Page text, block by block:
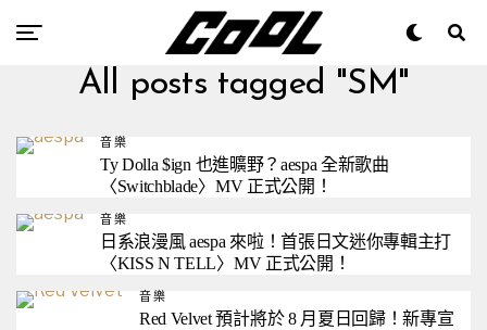
All posts tagged "SM"
音樂
Ty Dolla $ign 也進曠野？aespa 全新歌曲
〈Switchblade〉MV 正式公開！
音樂
日系浪漫風 aespa 來啦！首張日文迷你專輯主打
〈KISS N TELL〉MV 正式公開！
音樂
Red Velvet 預計將於 8 月夏日回歸！新專宣